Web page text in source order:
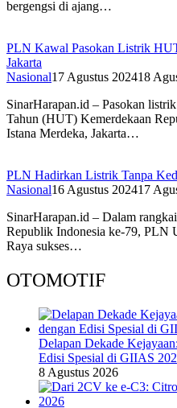
bergengsi di ajang…
PLN Kawal Pasokan Listrik
Jakarta
Nasional17 Agustus 202418
SinarHarapan.id – Pasokan
Tahun (HUT) Kemerdekaan
Istana Merdeka, Jakarta…
PLN Hadirkan Listrik Tanpa
Nasional16 Agustus 202417
SinarHarapan.id – Dalam
Republik Indonesia ke-79, PLN
Raya sukses…
OTOMOTIF
Delapan Dekade
Edisi Spesial di GIIAS
8 Agustus 2026